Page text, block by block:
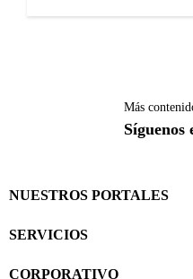
Más
Síguenos
NUESTROS PORTALES
SERVICIOS
CORPORATIVO